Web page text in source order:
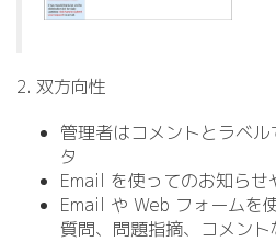
2. 双方向性
管理者はコメントとラベ
タ
Email を使ってのお知らせ
Email や Web フォームを
質問、問題指摘、コメント